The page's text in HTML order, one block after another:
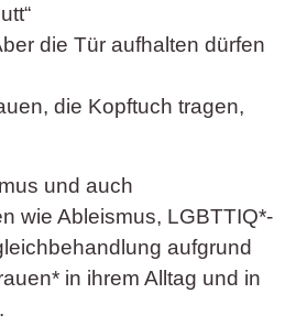
die Tür aufhalten dürfen
die Kopftuch tragen,
und auch
wie Ableismus, LGBTTIQ*-
aufgrund
in ihrem Alltag und in